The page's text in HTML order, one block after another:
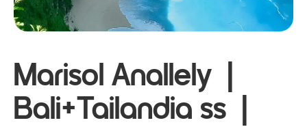
Marisol Anallely |
Bali+Tailandia ss |